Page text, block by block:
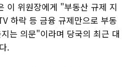
이 위원장에게 "부동산 규제 지
하락 등 금융 규제만으로 부동
는 의문"이라며 당국의 최근 대
.